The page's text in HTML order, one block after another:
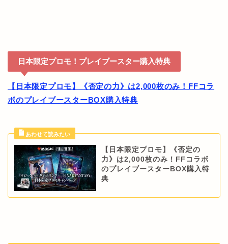
日本限定プロモ！プレイブースター購入特典
【日本限定プロモ】《否定の力》は2,000枚のみ！FFコラ
ボのプレイブースターBOX購入特典
【日本限定プロモ】《否定の
力》は2,000枚のみ！FFコラボ
のプレイブースターBOX購入特
典